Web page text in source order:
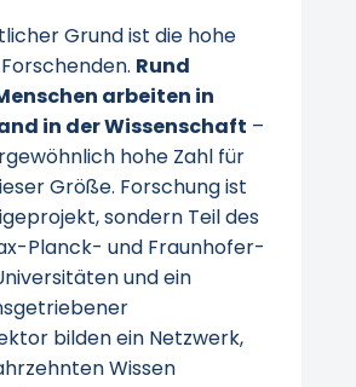
Grund ist die hohe
Rund
arbeiten in
in der Wissenschaft –
hohe Zahl für
Größe. Forschung ist
sondern Teil des
Planck- und Fraunhofer-
und ein
bilden ein Netzwerk,
Wissen